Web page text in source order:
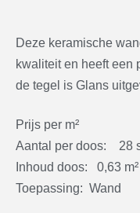
Deze keramische
kwaliteit en heeft een
de tegel is Glans
Prijs per m²
Aantal per doos: 28
Inhoud doos: 0,63 m²
Toepassing: Wand